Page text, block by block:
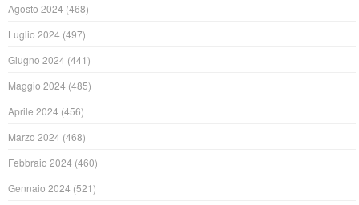
Agosto 2024 (468)
Luglio 2024 (497)
Giugno 2024 (441)
Maggio 2024 (485)
Aprile 2024 (456)
Marzo 2024 (468)
Febbraio 2024 (460)
Gennaio 2024 (521)